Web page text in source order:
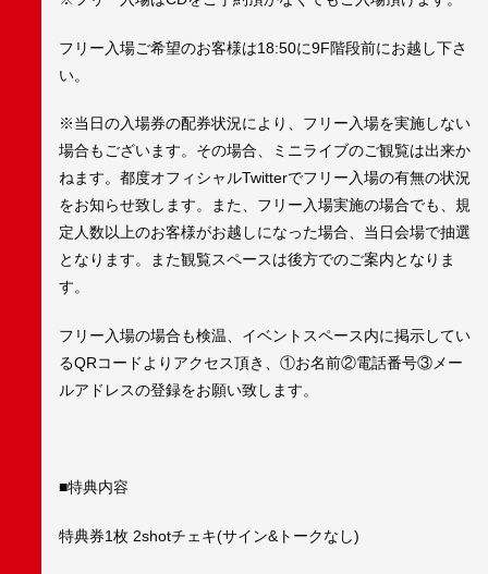
フリー入場ご希望のお客様は18:50に9F階段前にお越し下さ
い。
※当日の入場券の配券状況により、フリー入場を実施しない
場合もございます。その場合、ミニライブのご観覧は出来か
ねます。都度オフィシャルTwitterでフリー入場の有無の状況
をお知らせ致します。また、フリー入場実施の場合でも、規
定人数以上のお客様がお越しになった場合、当日会場で抽選
となります。また観覧スペースは後方でのご案内となりま
す。
フリー入場の場合も検温、イベントスペース内に掲示してい
るQRコードよりアクセス頂き、①お名前②電話番号③メー
ルアドレスの登録をお願い致します。
■特典内容
特典券1枚 2shotチェキ(サイン&トークなし)